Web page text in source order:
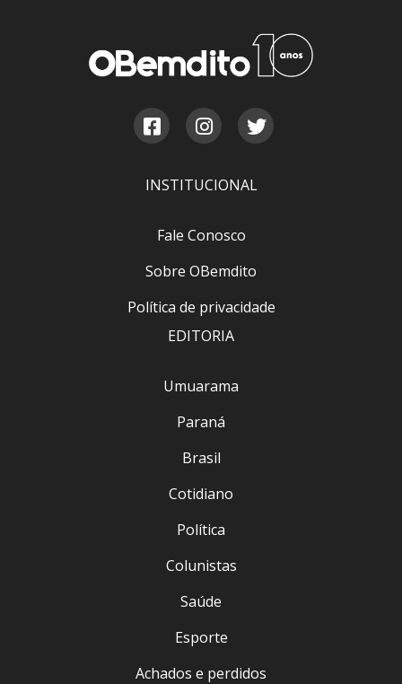
INSTITUCIONAL
Fale Conosco
Sobre OBemdito
Política de privacidade
EDITORIA
Umuarama
Paraná
Brasil
Cotidiano
Política
Colunistas
Saúde
Esporte
Achados e perdidos